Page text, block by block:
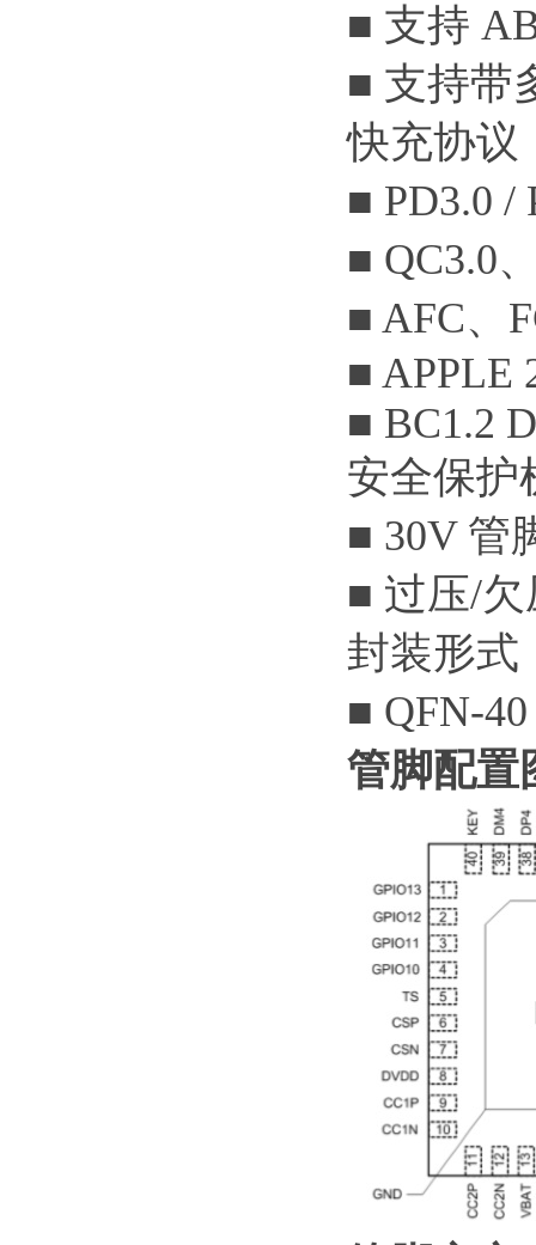
■ 支持
■ 支持带
快充协议
■ PD3.0 /
■ QC3.0
■ AFC、
■ APPLE
■ BC1.2
安全保护
■ 30V 管
■ 过压/
封装形式
■ QFN-
管脚配置